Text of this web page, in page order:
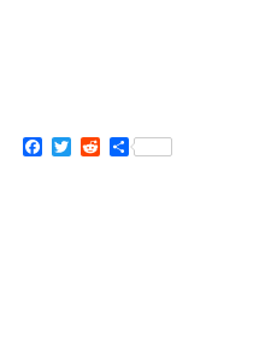
Facebook
TwitterRedditPartager